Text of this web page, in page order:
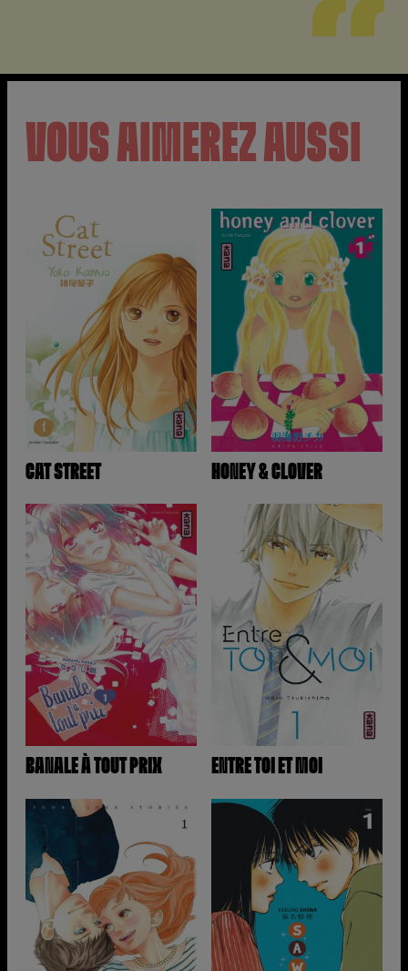
VOUS AIMEREZ AUSSI
CAT STREET HONEY & CLOVER
BANALE À TOUT PRIX ENTRE TOI ET MOI